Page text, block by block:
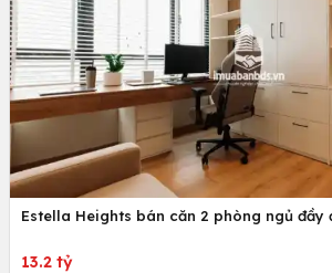
Estella Heights bán căn 2 phòng ngủ đầy
13.2 tỷ